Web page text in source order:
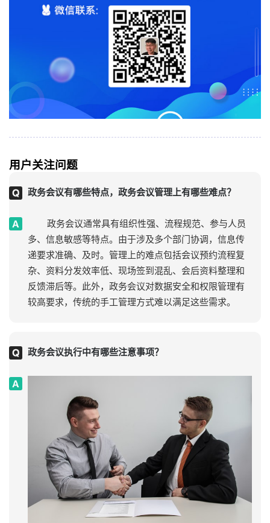
用户关注问题
政务会议有哪些特点，政务会议管理上有哪些难点？
政务会议通常具有组织性强、流程规范、参与人员
多、信息敏感等特点。由于涉及多个部门协调，信息传
递要求准确、及时。管理上的难点包括会议预约流程复
杂、资料分发效率低、现场签到混乱、会后资料整理和
反馈滞后等。此外，政务会议对数据安全和权限管理有
较高要求，传统的手工管理方式难以满足这些需求。
政务会议执行中有哪些注意事项？